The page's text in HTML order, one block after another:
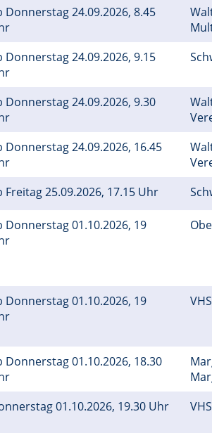
Donnerstag 24.09.2026, 8.45
Donnerstag 24.09.2026, 9.15
Donnerstag 24.09.2026, 9.30
Donnerstag 24.09.2026, 16.45
Freitag 25.09.2026, 17.15 Uhr
Donnerstag 01.10.2026, 19
Donnerstag 01.10.2026, 19
Donnerstag 01.10.2026, 18.30
01.10.2026, 19.30 Uhr